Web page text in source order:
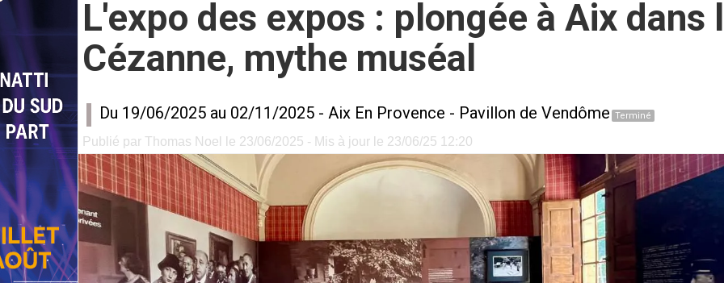
L'expo des expos : plongée à Aix dans
Cézanne, mythe muséal
Du 19/06/2025 au 02/11/2025 - Aix En Provence - Pavillon de Vendôme Terminé
Publié par Thomas Noel le 23/06/2025 - Mis à jour le 23/06/25 12:20